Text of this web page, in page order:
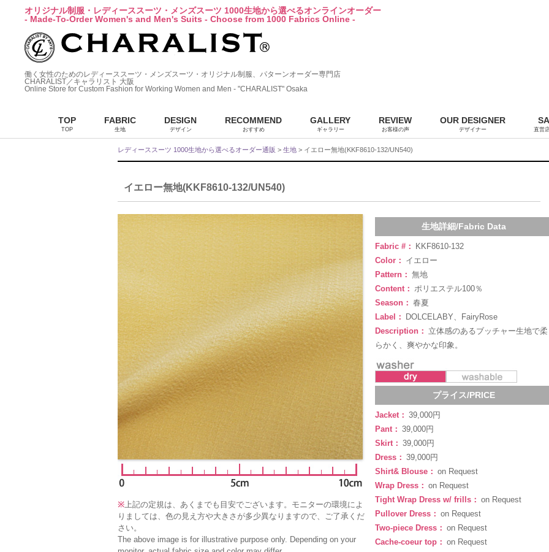
オリジナル制服・レディーススーツ・メンズスーツ 1000生地から選べるオンラインオーダー
- Made-To-Order Women's and Men's Suits - Choose from 1000 Fabrics Online -
働く女性のためのレディーススーツ・メンズスーツ・オリジナル制服、パターンオーダー専門店
CHARALIST／キャラリスト 大阪
Online Store for Custom Fashion for Working Women and Men - "CHARALIST" Osaka
TOP
TOP
FABRIC
生地
DESIGN
デザイン
RECOMMEND
おすすめ
GALLERY
ギャラリー
REVIEW
お客様の声
OUR DESIGNER
デザイナー 直営
レディーススーツ 1000生地から選べるオーダー通販 > 生地 > イエロー無地(KKF8610-132/UN540)
イエロー無地(KKF8610-132/UN540)
※上記の定規は、あくまでも目安でございます。モニターの環境によ
りましては、色の見え方や大きさが多少異なりますので、ご了承くだ
さい。
The above image is for illustrative purpose only. Depending on your
生地詳細/Fabric Data
Fabric #：
KKF8610-132
Color： イエロー
Pattern： 無地
Content： ポリエステル100％
Season： 春夏
Label：
DOLCELABY、FairyRose
Description： 立体感のあるブッチャー生地で柔
らかく、爽やかな印象。
プライス/PRICE
Jacket： 39,000円
Pant： 39,000円
Skirt： 39,000円
Dress： 39,000円
Shirt& Blouse： on Request
Wrap Dress： on Request
Tight Wrap Dress w/ frills： on Request
Pullover Dress： on Request
Two-piece Dress： on Request
Cache-coeur top： on Request